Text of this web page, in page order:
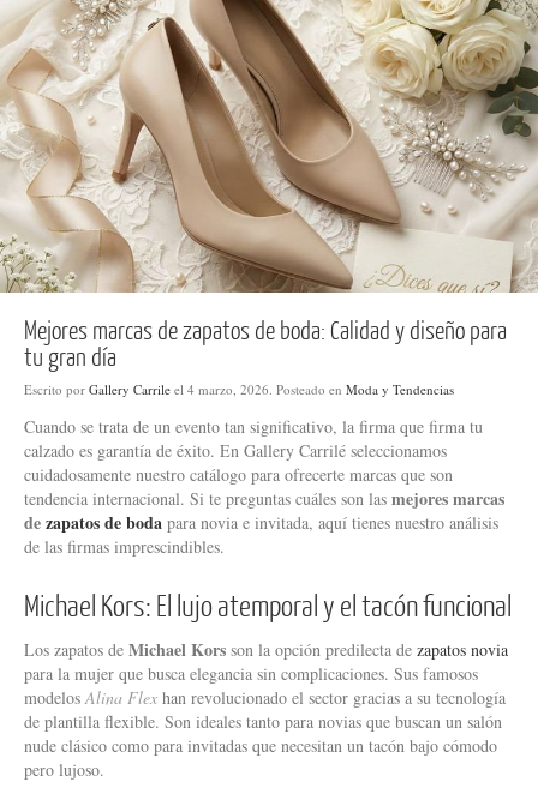
Mejores marcas de zapatos de boda: Calidad y diseño para
tu gran día
Escrito por Gallery Carrile el 4 marzo, 2026. Posteado en Moda y Tendencias
Cuando se trata de un evento tan significativo, la firma que firma tu
calzado es garantía de éxito. En Gallery Carrilé seleccionamos
cuidadosamente nuestro catálogo para ofrecerte marcas que son
tendencia internacional. Si te preguntas cuáles son las mejores marcas
dezapatos de boda para novia e invitada, aquí tienes nuestro análisis
de las firmas imprescindibles.
Michael Kors: El lujo atemporal y el tacón funcional
Los zapatos de Michael Kors son la opción predilecta de zapatos novia
para la mujer que busca elegancia sin complicaciones. Sus famosos
modelosAlina Flex han revolucionado el sector gracias a su tecnología
de plantilla flexible. Son ideales tanto para novias que buscan un salón
nude clásico como para invitadas que necesitan un tacón bajo cómodo
pero lujoso.